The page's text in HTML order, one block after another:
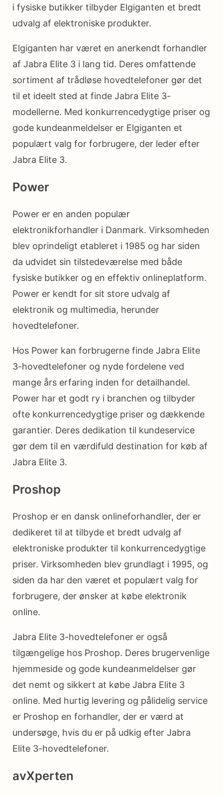
i fysiske butikker tilbyder Elgiganten et bredt
udvalg af elektroniske produkter.
Elgiganten har været en anerkendt forhandler
af Jabra Elite 3 i lang tid. Deres omfattende
sortiment af trådløse hovedtelefoner gør det
til et ideelt sted at finde Jabra Elite 3-
modellerne. Med konkurrencedygtige priser og
gode kundeanmeldelser er Elgiganten et
populært valg for forbrugere, der leder efter
Jabra Elite 3.
Power
Power er en anden populær
elektronikforhandler i Danmark. Virksomheden
blev oprindeligt etableret i 1985 og har siden
da udvidet sin tilstedeværelse med både
fysiske butikker og en effektiv onlineplatform.
Power er kendt for sit store udvalg af
elektronik og multimedia, herunder
hovedtelefoner.
Hos Power kan forbrugerne finde Jabra Elite
3-hovedtelefoner og nyde fordelene ved
mange års erfaring inden for detailhandel.
Power har et godt ry i branchen og tilbyder
ofte konkurrencedygtige priser og dækkende
garantier. Deres dedikation til kundeservice
gør dem til en værdifuld destination for køb af
Jabra Elite 3.
Proshop
Proshop er en dansk onlineforhandler, der er
dedikeret til at tilbyde et bredt udvalg af
elektroniske produkter til konkurrencedygtige
priser. Virksomheden blev grundlagt i 1995, og
siden da har den været et populært valg for
forbrugere, der ønsker at købe elektronik
online.
Jabra Elite 3-hovedtelefoner er også
tilgængelige hos Proshop. Deres brugervenlige
hjemmeside og gode kundeanmeldelser gør
det nemt og sikkert at købe Jabra Elite 3
online. Med hurtig levering og pålidelig service
er Proshop en forhandler, der er værd at
undersøge, hvis du er på udkig efter Jabra
Elite 3-hovedtelefoner.
avXperten